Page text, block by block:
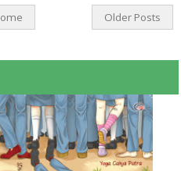
Older Posts